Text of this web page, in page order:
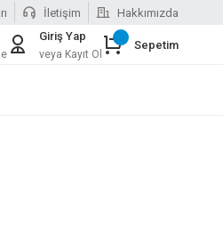
İletişim Hakkımızda
Giriş Yap
veya Kayıt Ol
Sepetim